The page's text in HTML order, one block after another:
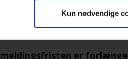
Kun nødvendige
– Farvel og tak for i
er